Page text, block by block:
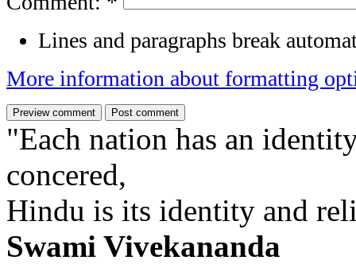
Lines and paragraphs break
More information about formatting
"Each nation has an
concered,
Hindu is its identity and
Swami Vivekananda